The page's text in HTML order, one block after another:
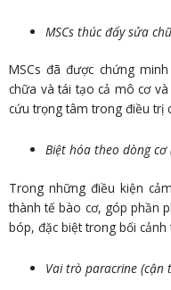
MSCs thúc đẩy sửa
MSCs đã được chứng
chữa và tái tạo cả mô cơ
cứu trọng tâm trong điều trị
Biệt hóa theo dòng
Trong những điều kiện
thành tế bào cơ, góp phần
bóp, đặc biệt trong bối
Vai trò paracrine